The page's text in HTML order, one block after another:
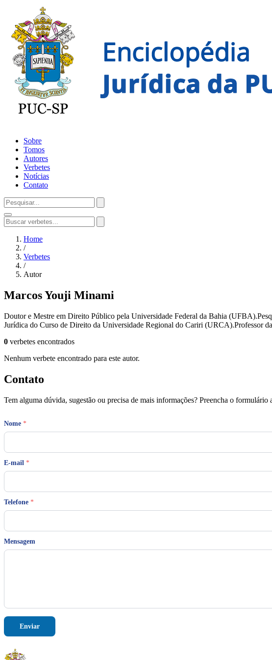
Sobre
Tomos
Autores
Verbetes
Notícias
Contato
Home
/
Verbetes
/
Autor
Marcos Youji Minami
Doutor e Mestre em Direito Público pela Universidade Federal da Bahia
Jurídica do Curso de Direito da Universidade Regional do Cariri (URCA).Professor
0 verbetes encontrados
Nenhum verbete encontrado para este autor.
Contato
Tem alguma dúvida, sugestão ou precisa de mais informações? Preencha o
Nome *
*
s
a
g
E-mail *
Telefone *
Mensagem
Enviar